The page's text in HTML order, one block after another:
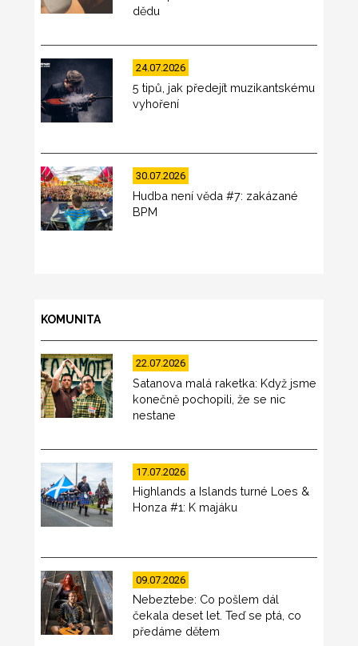
dědu
24.07.2026
5 tipů, jak předejít muzikantskému
vyhoření
30.07.2026
Hudba není věda #7: zakázané
BPM
KOMUNITA
22.07.2026
Satanova malá raketka: Když jsme
konečně pochopili, že se nic
nestane
17.07.2026
Highlands a Islands turné Loes &
Honza #1: K majáku
09.07.2026
Nebeztebe: Co pošlem dál
čekala deset let. Teď se ptá, co
předáme dětem